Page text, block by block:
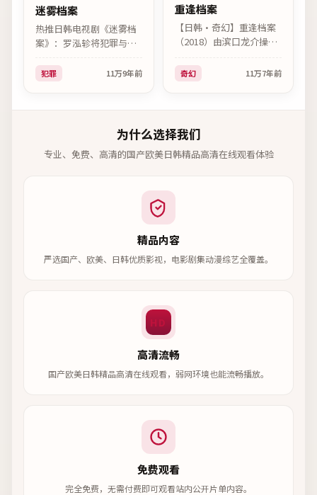
迷雾档案
热推日韩电视剧《迷雾档
案》：罗泓轸将犯罪与人
广濑铃、染谷将太群戏精
彩。
犯罪 11万9年前
重逢档案
【日韩·奇幻】重逢档案
（2018）由滨口龙介操
惠秀联袂出演。剧情简介
不剧透，第三幕反转值得
奇幻 11万7年前
为什么选择我们
专业、免费、高清的国产欧美日韩精品高清在线观看体验
精品内容
严选国产、欧美、日韩优质影视，电影剧集动漫综艺全覆盖。
HD
高清流畅
国产欧美日韩精品高清在线观看，弱网环境也能流畅播放。
免费观看
完全免费，无需付费即可观看站内公开片单内容。